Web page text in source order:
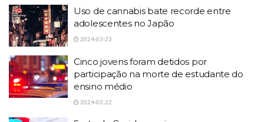
Uso de cannabis bate recorde entre
adolescentes no Japão
2024-03-23
Cinco jovens foram detidos por
participação na morte de estudante do
ensino médio
2024-02-22